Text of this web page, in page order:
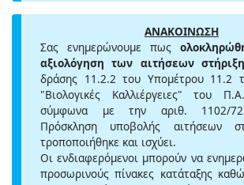
ΑΝΑΚΟΙΝΩΣΗ
Σας ενημερώνουμε πως
αξιολόγηση των αιτήσεων
δράσης 11.2.2 του Υπομέτρου 11.2
"Βιολογικές Καλλιέργειες" του
σύμφωνα με την αριθ. 1102/
Πρόσκληση υποβολής αιτήσεων
τροποποιήθηκε και ισχύει.
Οι ενδιαφερόμενοι μπορούν να
προσωρινούς πίνακες κατάταξης